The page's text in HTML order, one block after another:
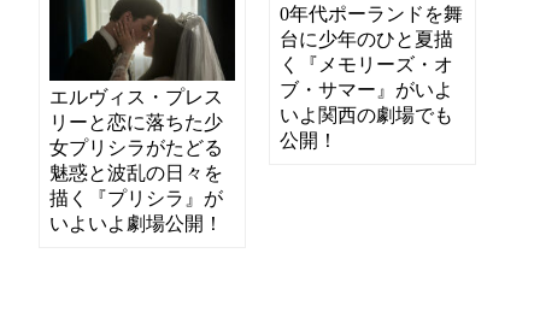
0年代ポーランドを舞
台に少年のひと夏描
く『メモリーズ・オ
ブ・サマー』がいよ
いよ関西の劇場でも
公開！
エルヴィス・プレス
リーと恋に落ちた少
女プリシラがたどる
魅惑と波乱の日々を
描く『プリシラ』が
いよいよ劇場公開！